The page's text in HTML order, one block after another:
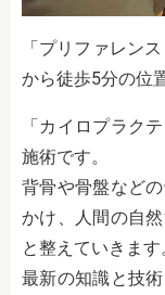
「プリファレン
から徒歩5分の位
「カイロプラク
施術です。
背骨や骨盤など
かけ、人間の自
と整えていきます
最新の知識と技